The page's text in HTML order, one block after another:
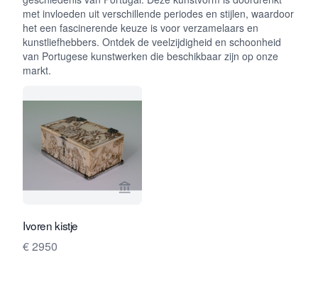
met invloeden uit verschillende periodes en stijlen, waardoor
het een fascinerende keuze is voor verzamelaars en
kunstliefhebbers. Ontdek de veelzijdigheid en schoonheid
van Portugese kunstwerken die beschikbaar zijn op onze
markt.
Bekijk verkoperspagina van Limburg
Ivoren kistje
€ 2950